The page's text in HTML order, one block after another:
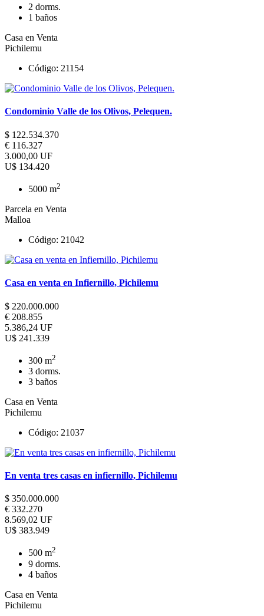
2 dorms.
1 baños
Casa en Venta
Pichilemu
Código: 21154
Condominio Valle de los Olivos, Pelequen.
$ 122.534.370
€ 116.327
3.000,00 UF
U$ 134.420
5000 m2
Parcela en Venta
Malloa
Código: 21042
Casa en venta en Infiernillo, Pichilemu
$ 220.000.000
€ 208.855
5.386,24 UF
U$ 241.339
300 m2
3 dorms.
3 baños
Casa en Venta
Pichilemu
Código: 21037
En venta tres casas en infiernillo, Pichilemu
$ 350.000.000
€ 332.270
8.569,02 UF
U$ 383.949
500 m2
9 dorms.
4 baños
Casa en Venta
Pichilemu